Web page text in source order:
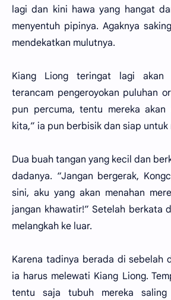
lagi dan kini hawa yang hangat
menyentuh pipinya. Agaknya
mendekatkan mulutnya.
Kiang Liong teringat lagi akan
terancam pengeroyokan puluhan
pun percuma, tentu mereka akan
kita,” ia pun berbisik dan siap untuk
Dua buah tangan yang kecil dan
dadanya. “Jangan bergerak,
sini, aku yang akan menahan
jangan khawatir!” Setelah berkata
melangkah ke luar.
Karena tadinya berada di sebelah
ia harus melewati Kiang Liong.
tentu saja tubuh mereka saling